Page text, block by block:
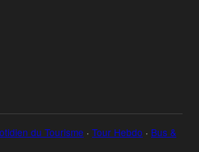
du Tourisme · Tour Hebdo · Bus &